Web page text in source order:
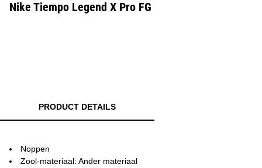
Nike Tiempo Legend X Pro FG
PRODUCT DETAILS
Noppen
Zool-materiaal: Ander materiaal